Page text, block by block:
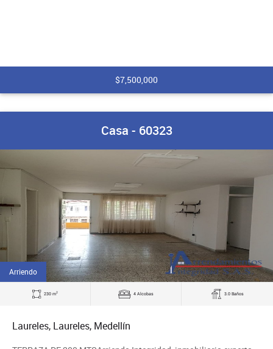
$7,500,000
Casa - 60323
Arriendo
230 m2 4 Alcobas 3.0 Baños
Laureles, Laureles, Medellín